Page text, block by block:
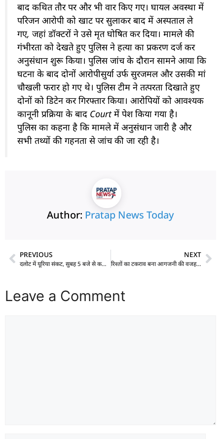
बाद कथित तौर पर और भी वार किए गए। घायल अवस्था में
परिजन आरोपी को खाट पर सुलाकर बाद में अस्पताल ले
गए, जहां डॉक्टरों ने उसे मृत घोषित कर दिया। मामले की
गंभीरता को देखते हुए पुलिस ने हत्या का प्रकरण दर्ज कर
अनुसंधान शुरू किया। पुलिस जांच के दौरान सामने आया कि
घटना के बाद दोनों आरोपीसुर्या उर्फ सुरजमल और उसकी मां
चौखली फरार हो गए थे। पुलिस टीम ने तत्परता दिखाते हुए
दोनों को डिटेन कर गिरफ्तार किया। आरोपियों को आवश्यक
कानूनी प्रक्रिया के बाद Court में पेश किया गया है।
पुलिस का कहना है कि मामले में अनुसंधान जारी है और
सभी तथ्यों की गहनता से जांच की जा रही है।
Author: Pratap News Today
PREVIOUS
दलोट में यूरिया संकट, सुबह 5 बजे से कतारों में किसान, महिलाओं को भी करना पड़ा इंतजार
NEXT
रिश्तों का टकराव बना आगजनी की वजह… पुलिस भी नहीं बची हमले से, अब एक ओर गिरफ्तार
Leave a Comment